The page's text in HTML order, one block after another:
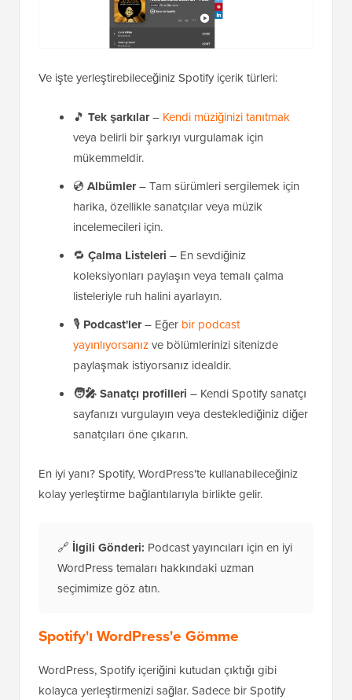
Ve işte yerleştirebileceğiniz Spotify içerik türleri:
🎵 Tek şarkılar– Kendi müziğinizi tanıtmak
veya belirli bir şarkıyı vurgulamak için
mükemmeldir.
💿 Albümler– Tam sürümleri sergilemek için
harika, özellikle sanatçılar veya müzik
incelemecileri için.
🔁 Çalma Listeleri – En sevdiğiniz
koleksiyonları paylaşın veya temalı çalma
listeleriyle ruh halini ayarlayın.
🎙️ Podcast'ler– Eğer bir podcast
yayınlıyorsanızve bölümlerinizi sitenizde
paylaşmak istiyorsanız idealdir.
🧑‍🎤Sanatçı profilleri – Kendi Spotify sanatçı
sayfanızı vurgulayın veya desteklediğiniz diğer
sanatçıları öne çıkarın.
En iyi yanı? Spotify, WordPress'te kullanabileceğiniz
kolay yerleştirme bağlantılarıyla birlikte gelir.
🔗 İlgili Gönderi: Podcast yayıncıları için en iyi
WordPress temaları hakkındaki uzman
seçimimize göz atın.
Spotify'ı WordPress'e Gömme
WordPress, Spotify içeriğini kutudan çıktığı gibi
kolayca yerleştirmenizi sağlar. Sadece bir Spotify